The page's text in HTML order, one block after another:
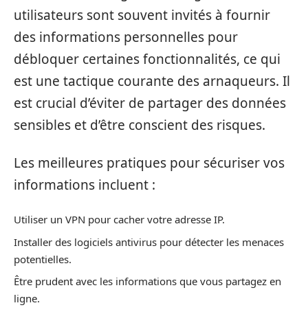
utilisateurs sont souvent invités à fournir
des informations personnelles pour
débloquer certaines fonctionnalités, ce qui
est une tactique courante des arnaqueurs. Il
est crucial d’éviter de partager des données
sensibles et d’être conscient des risques.
Les meilleures pratiques pour sécuriser vos
informations incluent :
Utiliser un VPN pour cacher votre adresse IP.
Installer des logiciels antivirus pour détecter les menaces
potentielles.
Être prudent avec les informations que vous partagez en
ligne.